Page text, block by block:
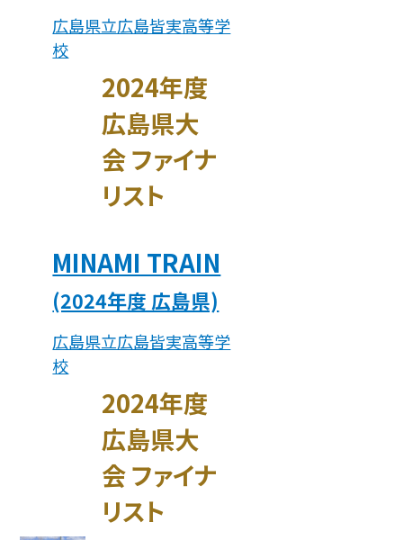
広島県立広島皆実高等学
校
2024年度
広島県大
会 ファイナ
リスト
MINAMI TRAIN
(2024年度 広島県)
広島県立広島皆実高等学
校
2024年度
広島県大
会 ファイナ
リスト